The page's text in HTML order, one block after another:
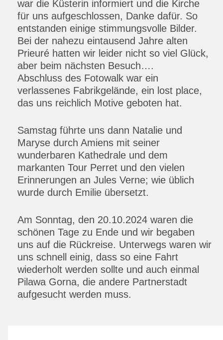
war die Küsterin informiert und die Kirche
für uns aufgeschlossen, Danke dafür. So
entstanden einige stimmungsvolle Bilder.
Bei der nahezu eintausend Jahre alten
Prieuré hatten wir leider nicht so viel Glück,
aber beim nächsten Besuch….
Abschluss des Fotowalk war ein
verlassenes Fabrikgelände, ein lost place,
das uns reichlich Motive geboten hat.
Samstag führte uns dann Natalie und
Maryse durch Amiens mit seiner
wunderbaren Kathedrale und dem
markanten Tour Perret und den vielen
Erinnerungen an Jules Verne; wie üblich
wurde durch Emilie übersetzt.
Am Sonntag, den 20.10.2024 waren die
schönen Tage zu Ende und wir begaben
uns auf die Rückreise. Unterwegs waren wir
uns schnell einig, dass so eine Fahrt
wiederholt werden sollte und auch einmal
Pilawa Gorna, die andere Partnerstadt
aufgesucht werden muss.